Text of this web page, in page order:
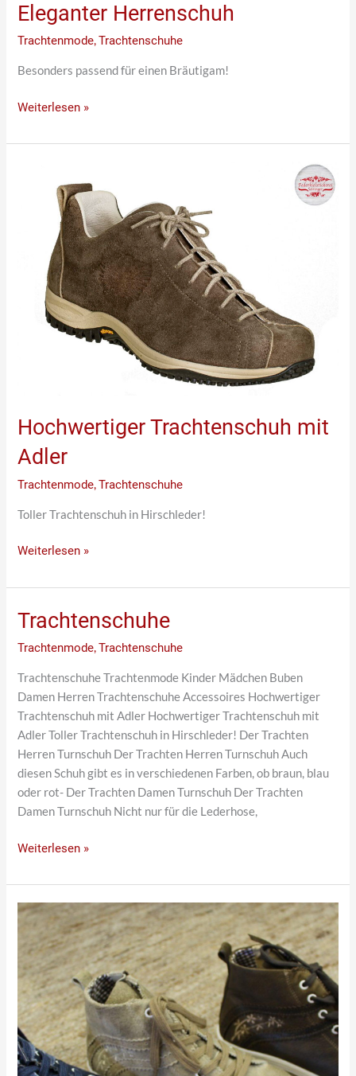
Eleganter Herrenschuh
Trachtenmode,Trachtenschuhe
Besonders passend für einen Bräutigam!
Weiterlesen »
Hochwertiger Trachtenschuh mit
Adler
Trachtenmode,Trachtenschuhe
Toller Trachtenschuh in Hirschleder!
Trachtenschuh
Weiterlesen »
Trachtenschuhe
Trachtenmode,Trachtenschuhe
Trachtenschuhe Trachtenmode Kinder Mädchen Buben
Damen Herren Trachtenschuhe Accessoires Hochwertiger
Trachtenschuh mit Adler Hochwertiger Trachtenschuh mit
Adler Toller Trachtenschuh in Hirschleder! Der Trachten
Herren Turnschuh Der Trachten Herren Turnschuh Auch
diesen Schuh gibt es in verschiedenen Farben, ob braun, blau
oder rot- Der Trachten Damen Turnschuh Der Trachten
Damen Turnschuh Nicht nur für die Lederhose,
Trachtenschuhe
Weiterlesen »
Damenschuhe
hoch